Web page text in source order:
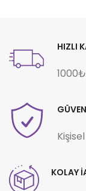
HIZLI
KOLAY